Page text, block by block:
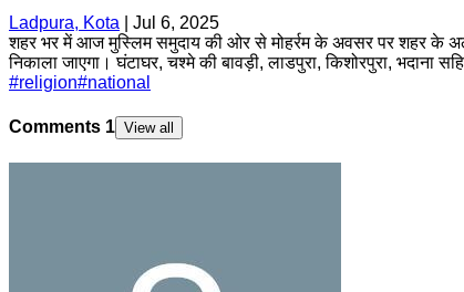
Ladpura, Kota
Jul 6, 2025
शहर भर में आज मुस्लिम समुदाय की ओर से मोहर्रम के अवसर पर शहर के
निकाला जाएगा। घंटाघर, चश्मे की बावड़ी, लाडपुरा, किशोरपुरा, भदाना
#religion#national
Comments 1 View all